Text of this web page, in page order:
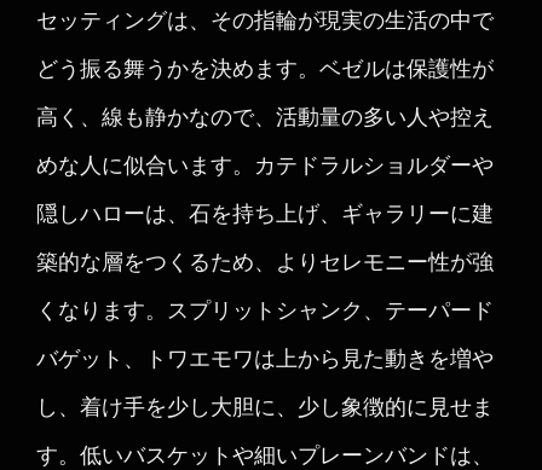
セッティングは、その指輪が現実の生活の中で
どう振る舞うかを決めます。ベゼルは保護性が
高く、線も静かなので、活動量の多い人や控え
めな人に似合います。カテドラルショルダーや
隠しハローは、石を持ち上げ、ギャラリーに建
築的な層をつくるため、よりセレモニー性が強
くなります。スプリットシャンク、テーパード
バゲット、トワエモワは上から見た動きを増や
し、着け手を少し大胆に、少し象徴的に見せま
す。低いバスケットや細いプレーンバンドは、